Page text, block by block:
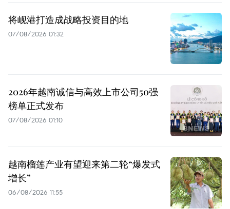
将岘港打造成战略投资目的地
07/08/2026 01:32
2026年越南诚信与高效上市公司50强
榜单正式发布
07/08/2026 01:10
越南榴莲产业有望迎来第二轮“爆发式
增长”
06/08/2026 11:55